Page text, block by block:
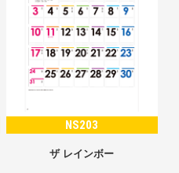
NS203
ザ レインボー